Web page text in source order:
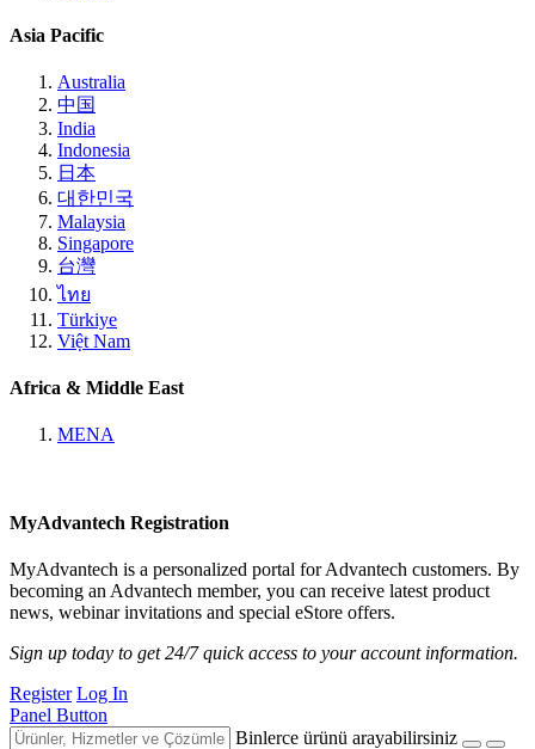
Asia Pacific
Australia
中国
India
Indonesia
日本
대한민국
Malaysia
Singapore
台灣
ไทย
Türkiye
Việt Nam
Africa & Middle East
MENA
MyAdvantech Registration
MyAdvantech is a personalized portal for Advantech customers. By
becoming an Advantech member, you can receive latest product
news, webinar invitations and special eStore offers.
Sign up today to get 24/7 quick access to your account information.
Register Log In
Panel Button
Binlerce ürünü arayabilirsiniz